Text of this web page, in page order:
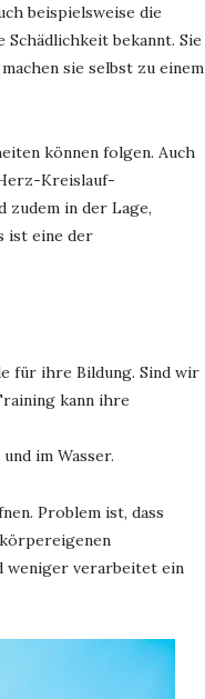
beispielsweise die
bekannt. Sie
sie selbst zu einem
können folgen. Auch
Kreislauf-
zudem in der Lage,
ist eine der
für ihre Bildung. Sind wir
kann ihre
im Wasser.
Problem ist, dass
weniger verarbeitet ein